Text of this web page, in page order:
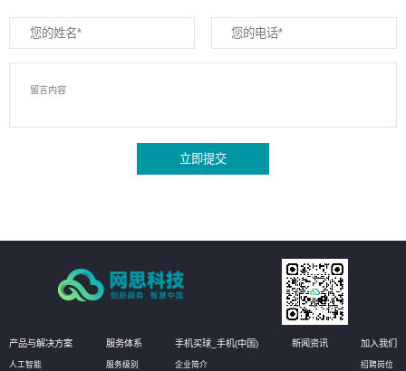
立即提交
产品与解决方案
人工智能
服务体系
服务级别
手机买球_手机(中国)
企业简介
新闻资讯 加入我们
招聘岗位